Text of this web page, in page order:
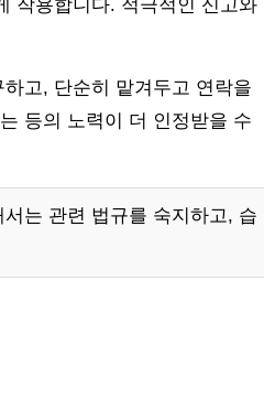
작용합니다. 적극적인 신고와
고, 단순히 맡겨두고 연락을
등의 노력이 더 인정받을 수
는 관련 법규를 숙지하고, 습